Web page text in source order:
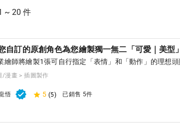
~ 20 件
自訂的原創角色為您繪製獨一無二「可愛｜美型
繪師將繪製1張可自行指定「表情」和「動作」的理想頭
/漫畫 > 插圖製作
悟 5 (5) 已銷售 5件